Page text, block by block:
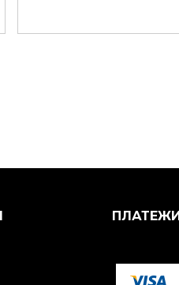
ПЛАТЕЖИ